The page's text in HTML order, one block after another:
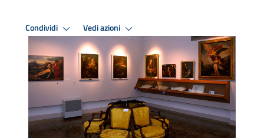
Condividi Vedi azioni